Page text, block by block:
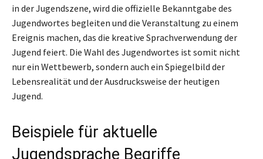
in der Jugendszene, wird die offizielle Bekanntgabe des
Jugendwortes begleiten und die Veranstaltung zu einem
Ereignis machen, das die kreative Sprachverwendung der
Jugend feiert. Die Wahl des Jugendwortes ist somit nicht
nur ein Wettbewerb, sondern auch ein Spiegelbild der
Lebensrealität und der Ausdrucksweise der heutigen
Jugend.
Beispiele für aktuelle
Jugendsprache Begriffe